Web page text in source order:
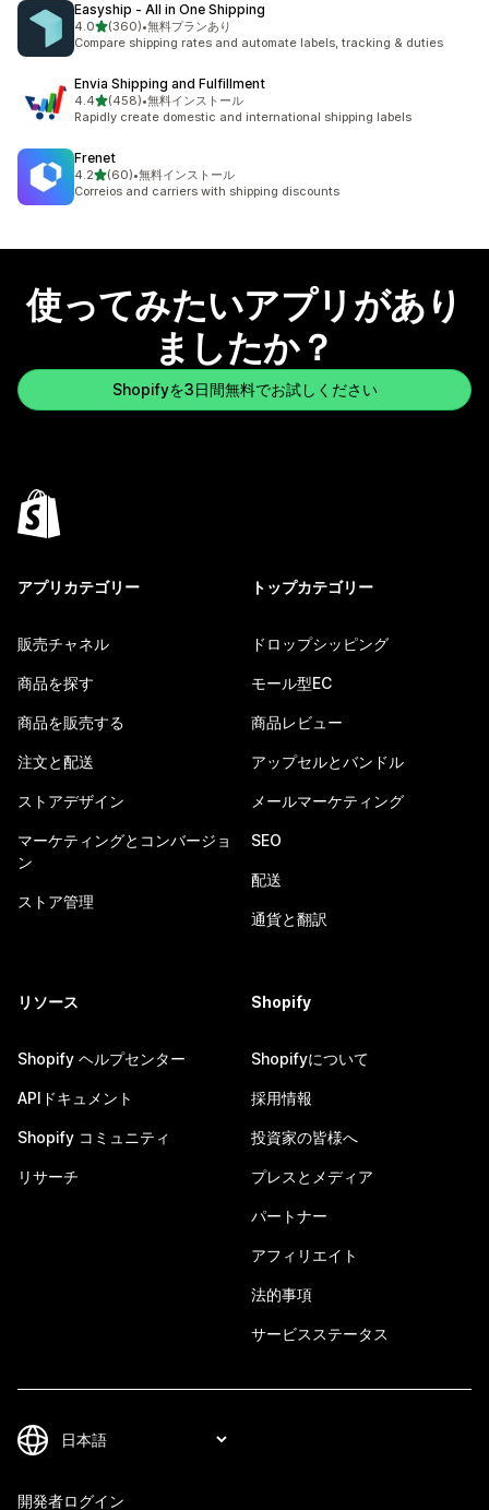
Easyship ‑ All in One Shipping
4.05つ星中
(360)
合計レビュー数：360件
•無料プランあり
Compare shipping rates and automate labels, tracking & duties
Envia Shipping and Fulfillment
4.45つ星中
(458)
合計レビュー数：458件
•無料インストール
Rapidly create domestic and international shipping labels
Frenet
4.25つ星中
(60)
合計レビュー数：60件
•無料インストール
Correios and carriers with shipping discounts
使ってみたいアプリがあり
ましたか？
Shopifyを3日間無料でお試しください
アプリカテゴリー
販売チャネル
商品を探す
商品を販売する
注文と配送
ストアデザイン
マーケティングとコンバージョ
ン
ストア管理
トップカテゴリー
ドロップシッピング
モール型EC
商品レビュー
アップセルとバンドル
メールマーケティング
SEO
配送
通貨と翻訳
リソース
Shopify ヘルプセンター
APIドキュメント
Shopify コミュニティ
リサーチ
Shopify
Shopifyについて
採用情報
投資家の皆様へ
プレスとメディア
パートナー
アフィリエイト
法的事項
サービスステータス
開発者ログイン